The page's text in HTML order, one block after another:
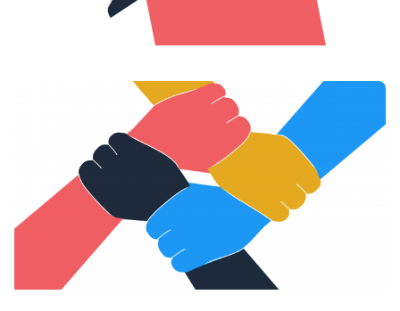
Auka standardisering og digitalisering fører til betre